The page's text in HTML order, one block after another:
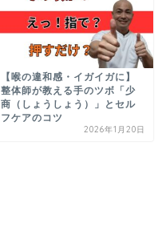
【喉の違和感・イガイガに】
整体師が教える手のツボ「少
商（しょうしょう）」とセル
フケアのコツ
2026年1月20日